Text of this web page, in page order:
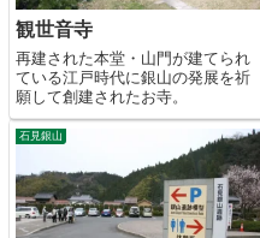
観世音寺
再建された本堂・山門が建てられ
ている江戸時代に銀山の発展を祈
願して創建されたお寺。
石見銀山